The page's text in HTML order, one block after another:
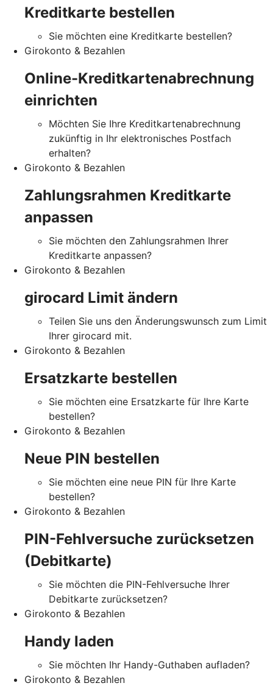
Kreditkarte bestellen
Sie möchten eine Kreditkarte bestellen?
Girokonto & Bezahlen
Online-Kreditkartenabrechnung
einrichten
Möchten Sie Ihre Kreditkartenabrechnung
zukünftig in Ihr elektronisches Postfach
erhalten?
Girokonto & Bezahlen
Zahlungsrahmen Kreditkarte
anpassen
Sie möchten den Zahlungsrahmen Ihrer
Kreditkarte anpassen?
Girokonto & Bezahlen
girocard Limit ändern
Teilen Sie uns den Änderungswunsch zum Limit
Ihrer girocard mit.
Girokonto & Bezahlen
Ersatzkarte bestellen
Sie möchten eine Ersatzkarte für Ihre Karte
bestellen?
Girokonto & Bezahlen
Neue PIN bestellen
Sie möchten eine neue PIN für Ihre Karte
bestellen?
Girokonto & Bezahlen
PIN-Fehlversuche zurücksetzen
(Debitkarte)
Sie möchten die PIN-Fehlversuche Ihrer
Debitkarte zurücksetzen?
Girokonto & Bezahlen
Handy laden
Sie möchten Ihr Handy-Guthaben aufladen?
Girokonto & Bezahlen